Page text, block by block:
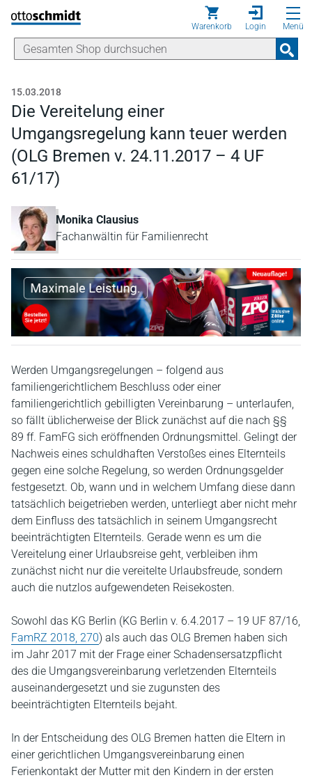
Direkt zum Inhalt
Warenkorb Login Menü
15.03.2018
Die Vereitelung einer
Umgangsregelung kann teuer werden
(OLG Bremen v. 24.11.2017 – 4 UF
61/17)
Monika Clausius
Fachanwältin für Familienrecht
Werden Umgangsregelungen – folgend aus
familiengerichtlichem Beschluss oder einer
familiengerichtlich gebilligten Vereinbarung – unterlaufen,
so fällt üblicherweise der Blick zunächst auf die nach §§
89 ff. FamFG sich eröffnenden Ordnungsmittel. Gelingt der
Nachweis eines schuldhaften Verstoßes eines Elternteils
gegen eine solche Regelung, so werden Ordnungsgelder
festgesetzt. Ob, wann und in welchem Umfang diese dann
tatsächlich beigetrieben werden, unterliegt aber nicht mehr
dem Einfluss des tatsächlich in seinem Umgangsrecht
beeinträchtigten Elternteils. Gerade wenn es um die
Vereitelung einer Urlaubsreise geht, verbleiben ihm
zunächst nicht nur die vereitelte Urlaubsfreude, sondern
auch die nutzlos aufgewendeten Reisekosten.
Sowohl das KG Berlin (KG Berlin v. 6.4.2017 – 19 UF 87/16,
FamRZ 2018, 270) als auch das OLG Bremen haben sich
im Jahr 2017 mit der Frage einer Schadensersatzpflicht
des die Umgangsvereinbarung verletzenden Elternteils
auseinandergesetzt und sie zugunsten des
beeinträchtigten Elternteils bejaht.
In der Entscheidung des OLG Bremen hatten die Eltern in
einer gerichtlichen Umgangsvereinbarung einen
Ferienkontakt der Mutter mit den Kindern in der ersten